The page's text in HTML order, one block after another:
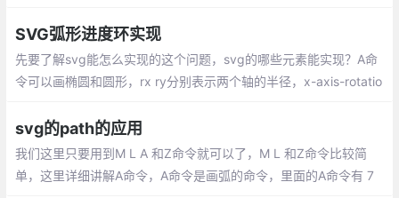
题。
SVG弧形进度环实现
先要了解svg能怎么实现的这个问题，svg的哪些元素能实现？A命
令可以画椭圆和圆形，rx ry分别表示两个轴的半径，x-axis-rotatio
svg的path的应用
我们这里只要用到M L A 和Z命令就可以了，M L 和Z命令比较简
单，这里详细讲解A命令，A命令是画弧的命令，里面的A命令有 7